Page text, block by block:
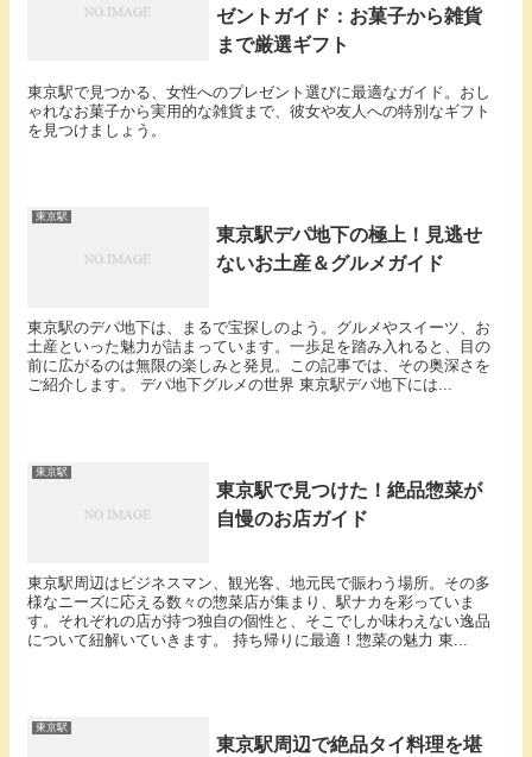
ゼントガイド：お菓子から雑貨
まで厳選ギフト
東京駅で見つかる、女性へのプレゼント選びに最適なガイド。おし
ゃれなお菓子から実用的な雑貨まで、彼女や友人への特別なギフト
を見つけましょう。
東京駅
東京駅デパ地下の極上！見逃せ
ないお土産＆グルメガイド
東京駅のデパ地下は、まるで宝探しのよう。グルメやスイーツ、お
土産といった魅力が詰まっています。一歩足を踏み入れると、目の
前に広がるのは無限の楽しみと発見。この記事では、その奥深さを
ご紹介します。 デパ地下グルメの世界 東京駅デパ地下には...
東京駅
東京駅で見つけた！絶品惣菜が
自慢のお店ガイド
東京駅周辺はビジネスマン、観光客、地元民で賑わう場所。その多
様なニーズに応える数々の惣菜店が集まり、駅ナカを彩っていま
す。それぞれの店が持つ独自の個性と、そこでしか味わえない逸品
について紐解いていきます。 持ち帰りに最適！惣菜の魅力 東...
東京駅
東京駅周辺で絶品タイ料理を堪